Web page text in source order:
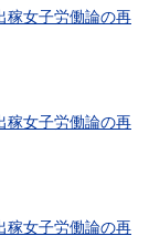
女子労働論の再
女子労働論の再
女子労働論の再